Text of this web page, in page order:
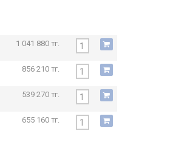
1 041 880 тг.
856 210 тг.
539 270 тг.
655 160 тг.